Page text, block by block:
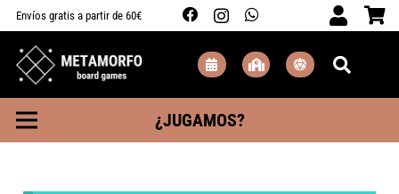
Envíos gratis a partir de 60€
¿JUGAMOS?